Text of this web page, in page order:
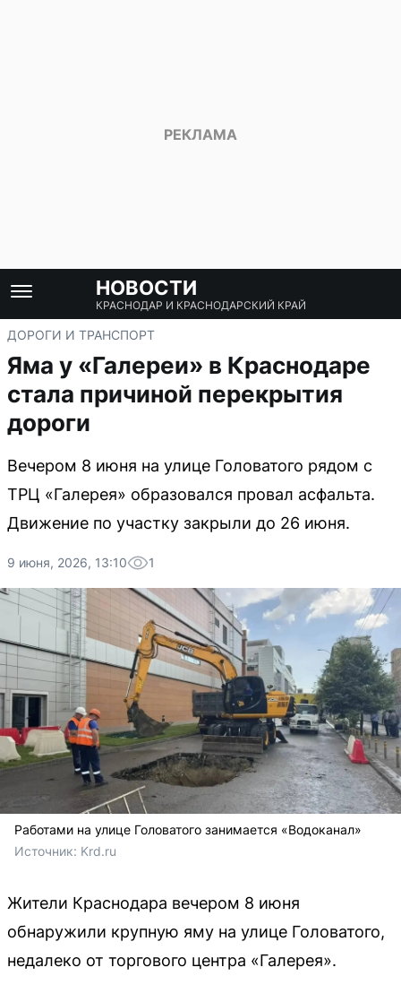
НОВОСТИ
КРАСНОДАР И КРАСНОДАРСКИЙ КРАЙ
ДОРОГИ И ТРАНСПОРТ
Яма у «Галереи» в Краснодаре
стала причиной перекрытия
дороги
Вечером 8 июня на улице Головатого рядом с
ТРЦ «Галерея» образовался провал асфальта.
Движение по участку закрыли до 26 июня.
9 июня, 2026, 13:10 1
Работами на улице Головатого занимается «Водоканал»
Источник: Krd.ru
Жители Краснодара вечером 8 июня
обнаружили крупную яму на улице Головатого,
недалеко от торгового центра «Галерея».